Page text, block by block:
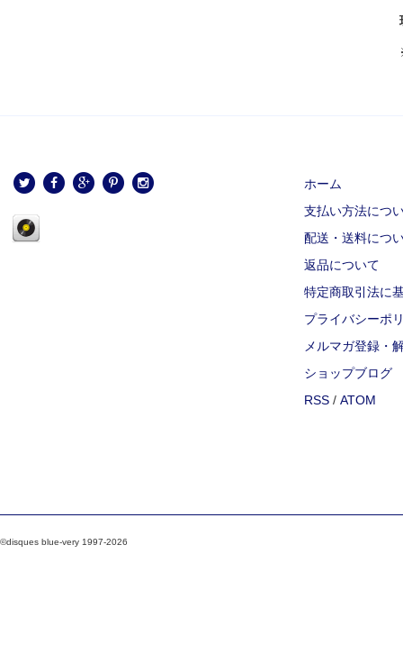
ホーム
支払い方法につ
配送・送料につ
返品について
特定商取引法に
プライバシーポ
メルマガ登録・
ショップブログ
RSS / ATOM
©disques blue-very 1997-2026